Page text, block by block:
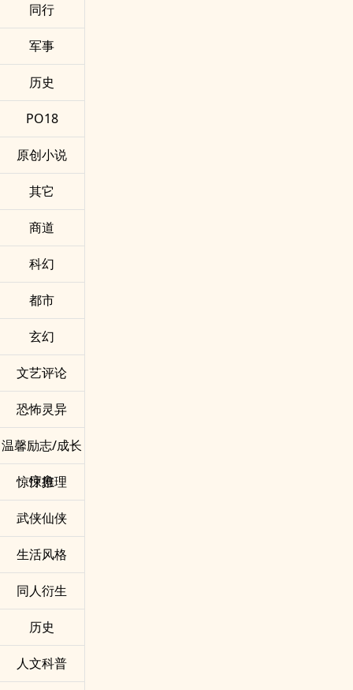
同行
军事
历史
PO18
原创小说
其它
商道
科幻
都市
玄幻
文艺评论
恐怖灵异
温馨励志/成长
疗愈
惊悚推理
武侠仙侠
生活风格
同人衍生
历史
人文科普